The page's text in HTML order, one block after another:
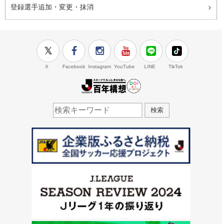
登録選手追加・変更・抹消
X Facebook Instagram YouTube LINE TikTok
検索